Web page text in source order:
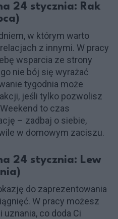
24 stycznia: Rak
w którym warto
z innymi. W pracy
wsparcia ze strony
nie bój się wyrażać
tygodnia może
jeśli tylko pozwolisz
to czas
– zadbaj o siebie,
w domowym zaciszu.
24 stycznia: Lew
do zaprezentowania
W pracy możesz
co doda Ci